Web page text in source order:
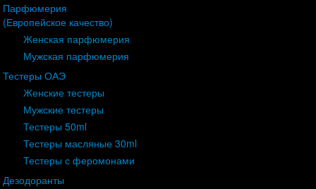
Парфюмерия
(Европейское качество)
Женская парфюмерия
Мужская парфюмерия
Тестеры ОАЭ
Женские тестеры
Мужские тестеры
Тестеры 50ml
Тестеры масляные 30ml
Тестеры с феромонами
Дезодоранты